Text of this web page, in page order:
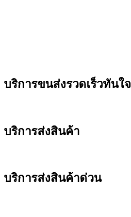
บริการขนส่งรวดเร็วทันใจ
บริการส่งสินค้า
บริการส่งสินค้าด่วน